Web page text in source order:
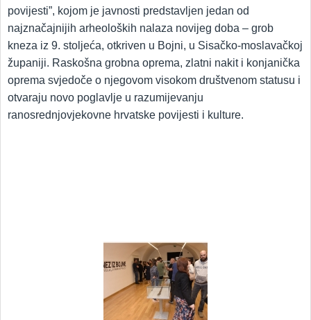
povijesti”, kojom je javnosti predstavljen jedan od
najznačajnijih arheoloških nalaza novijeg doba – grob
kneza iz 9. stoljeća, otkriven u Bojni, u Sisačko-moslavačkoj
županiji. Raskošna grobna oprema, zlatni nakit i konjanička
oprema svjedoče o njegovom visokom društvenom statusu i
otvaraju novo poglavlje u razumijevanju
ranosrednjovjekovne hrvatske povijesti i kulture.